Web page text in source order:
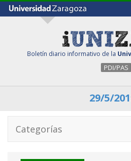
Boletín diario informativo de la
PDI/PAS
29/5/
Categorías